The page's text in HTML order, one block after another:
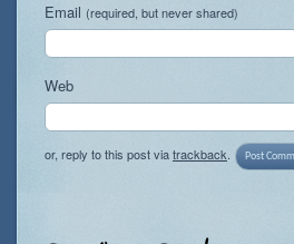
Email (required, but never shared)
Web
or, reply to this post viatrackback.